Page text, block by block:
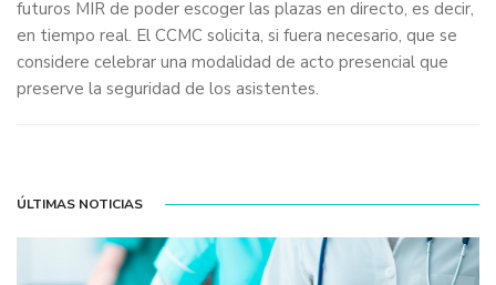
futuros MIR de poder escoger las plazas en directo, es decir,
en tiempo real. El CCMC solicita, si fuera necesario, que se
considere celebrar una modalidad de acto presencial que
preserve la seguridad de los asistentes.
ÚLTIMAS NOTICIAS